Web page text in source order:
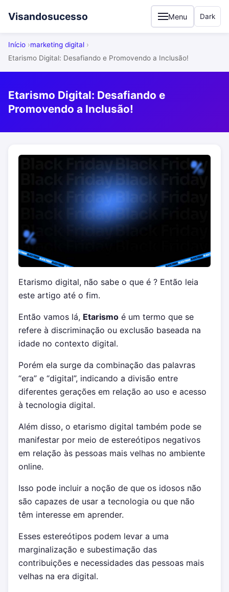
Visandosucesso Menu Dark
Início
marketing digital
Etarismo Digital: Desafiando e Promovendo a Inclusão!
Etarismo Digital: Desafiando e
Promovendo a Inclusão!
Etarismo digital, não sabe o que é ? Então leia
este artigo até o fim.
Então vamos lá, Etarismo é um termo que se
refere à discriminação ou exclusão baseada na
idade no contexto digital.
Porém ela surge da combinação das palavras
“era” e “digital”, indicando a divisão entre
diferentes gerações em relação ao uso e acesso
à tecnologia digital.
Além disso, o etarismo digital também pode se
manifestar por meio de estereótipos negativos
em relação às pessoas mais velhas no ambiente
online.
Isso pode incluir a noção de que os idosos não
são capazes de usar a tecnologia ou que não
têm interesse em aprender.
Esses estereótipos podem levar a uma
marginalização e subestimação das
contribuições e necessidades das pessoas mais
velhas na era digital.